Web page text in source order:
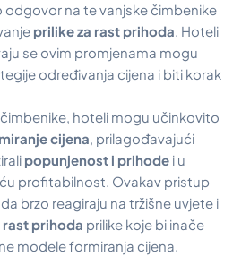
odgovor na te vanjske čimbenike
prilike za rast prihoda. Hoteli
se ovim promjenama mogu
određivanja cijena i biti korak
hoteli mogu učinkovito
cijena, prilagođavajući
popunjenost i prihode i u
profitabilnost. Ovakav pristup
brzo reagiraju na tržišne uvjete i
rast prihoda prilike koje bi inače
modele formiranja cijena.